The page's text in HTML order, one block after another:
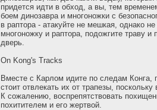
придется идти в обход, а вы, тем
боем динозавра и многоножки с
в раптора - атакуйте не мешкая, однако
многоножку и раптора, подожгите траву
дверь.
On Kong's Tracks
Вместе с Карлом идите по следам Конга,
стоит отвлекать их от трапезы,
К сожалению, воспрепятствовать
похитителем и его жертвой.